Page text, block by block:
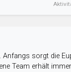
Anfangs sorgt die
Team erhält